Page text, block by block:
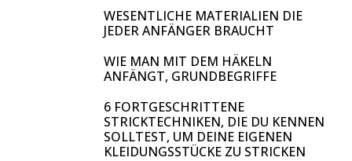
WESENTLICHE MATERIALIEN DIE
JEDER ANFÄNGER BRAUCHT
WIE MAN MIT DEM HÄKELN
ANFÄNGT, GRUNDBEGRIFFE
6 FORTGESCHRITTENE
STRICKTECHNIKEN, DIE DU KENNEN
SOLLTEST, UM DEINE EIGENEN
KLEIDUNGSSTÜCKE ZU STRICKEN